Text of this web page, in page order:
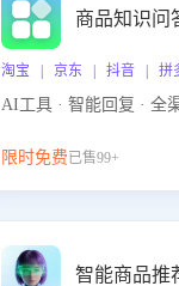
商品知识问
淘宝 | 京东 | 抖音 | 拼
AI工具 · 智能回复 · 全
限时免费已售99+
智能商品推